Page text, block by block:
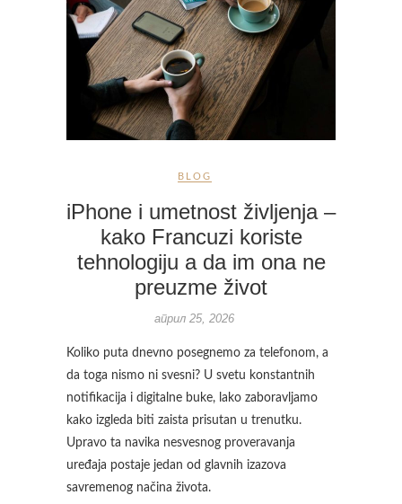
BLOG
iPhone i umetnost življenja –
kako Francuzi koriste
tehnologiju a da im ona ne
preuzme život
април 25, 2026
Koliko puta dnevno posegnemo za telefonom, a
da toga nismo ni svesni? U svetu konstantnih
notifikacija i digitalne buke, lako zaboravljamo
kako izgleda biti zaista prisutan u trenutku.
Upravo ta navika nesvesnog proveravanja
uređaja postaje jedan od glavnih izazova
savremenog načina života.